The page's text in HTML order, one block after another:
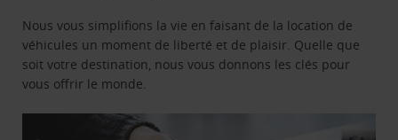
Nous vous simplifions la vie en faisant de la location de
véhicules un moment de liberté et de plaisir. Quelle que
soit votre destination, nous vous donnons les clés pour
vous offrir le monde.